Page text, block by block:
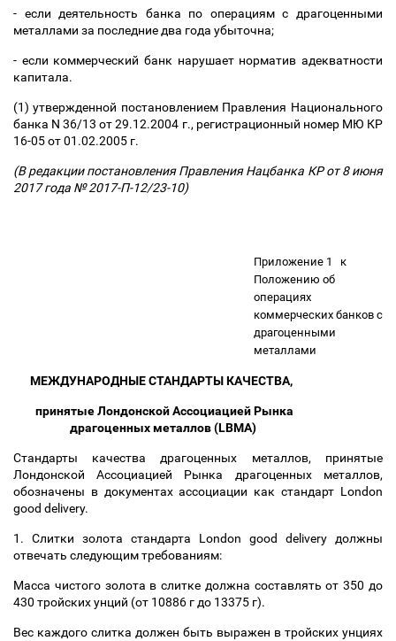
- если деятельность банка по операциям с драгоценными
металлами за последние два года убыточна;
- если коммерческий банк нарушает норматив адекватности
капитала.
(1) утвержденной постановлением Правления Национального
банка N 36/13 от 29.12.2004 г., регистрационный номер МЮ КР
16-05 от 01.02.2005 г.
(В редакции постановления Правления Нацбанка КР от 8 июня
2017 года № 2017-П-12/23-10)
Приложение 1
к
Положению об
операциях
коммерческих банков с
драгоценными
металлами
МЕЖДУНАРОДНЫЕ СТАНДАРТЫ КАЧЕСТВА,
принятые Лондонской Ассоциацией Рынка
драгоценных металлов (LBMA)
Стандарты качества драгоценных металлов, принятые
Лондонской Ассоциацией Рынка драгоценных металлов,
обозначены в документах ассоциации как стандарт London
good delivery.
1. Слитки золота стандарта London good delivery должны
отвечать следующим требованиям:
Масса чистого золота в слитке должна составлять от 350 до
430 тройских унций (от 10886 г до 13375 г).
Вес каждого слитка должен быть выражен в тройских унциях